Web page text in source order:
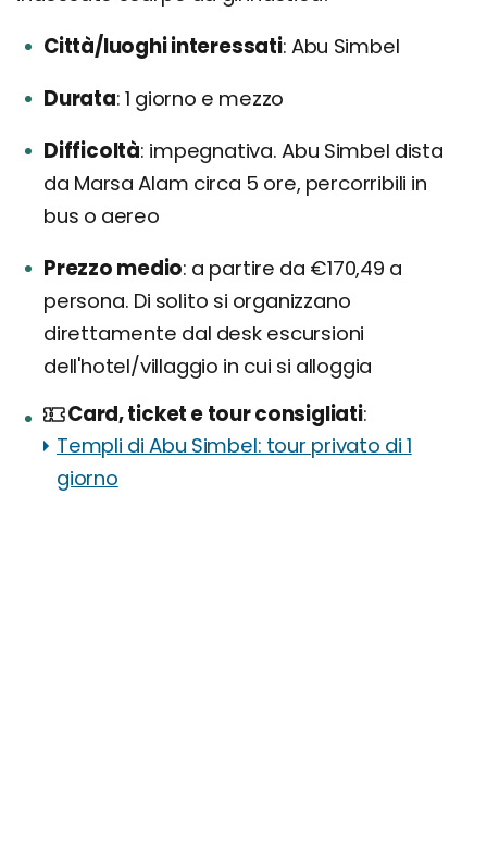
Città/luoghi interessati Abu Simbel
Durata 1 giorno e mezzo
Difficoltà impegnativa. Abu Simbel dista
da Marsa Alam circa 5 ore, percorribili in
bus o aereo
Prezzo medio a partire da €170,49 a
persona. Di solito si organizzano
direttamente dal desk escursioni
dell'hotel/villaggio in cui si alloggia
Card, ticket e tour consigliati
Templi di Abu Simbel: tour privato di 1
giorno